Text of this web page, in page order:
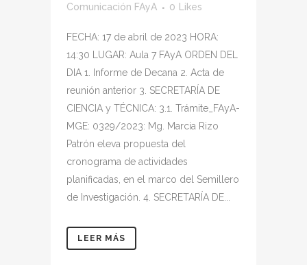
Comunicación FAyA
0 Likes
FECHA: 17 de abril de 2023 HORA:
14:30 LUGAR: Aula 7 FAyA ORDEN DEL
DIA 1. Informe de Decana 2. Acta de
reunión anterior 3. SECRETARÍA DE
CIENCIA y TÉCNICA: 3.1. Trámite_FAyA-
MGE: 0329/2023: Mg. Marcia Rizo
Patrón eleva propuesta del
cronograma de actividades
planificadas, en el marco del Semillero
de Investigación. 4. SECRETARÍA DE...
LEER MÁS